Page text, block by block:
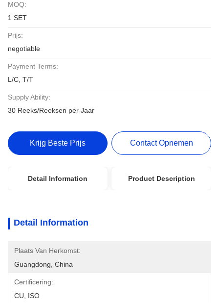
MOQ:
1 SET
Prijs:
negotiable
Payment Terms:
L/C, T/T
Supply Ability:
30 Reeks/Reeksen per Jaar
Krijg Beste Prijs Contact Opnemen
Detail Information Product Description
Detail Information
Plaats Van Herkomst:
Guangdong, China
Certificering:
CU, ISO